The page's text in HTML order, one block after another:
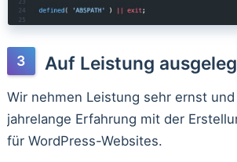
Auf Leistung
Wir nehmen Leistung sehr ernst und
jahrelange Erfahrung mit der
für WordPress-Websites.